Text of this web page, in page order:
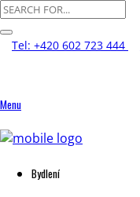
Tel: +420 602 723 444
Menu
Bydlení